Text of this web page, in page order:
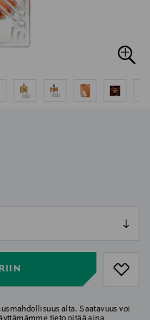
alta. Saatavuus voi